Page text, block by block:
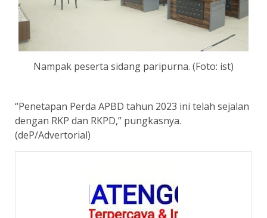
Nampak peserta sidang paripurna. (Foto: ist)
“Penetapan Perda APBD tahun 2023 ini telah sejalan
dengan RKP dan RKPD,” pungkasnya.
(deP/Advertorial)